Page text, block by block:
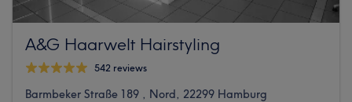
A&G Haarwelt Hairstyling
542 reviews
Barmbeker Straße 189 , Nord, 22299 Hamburg